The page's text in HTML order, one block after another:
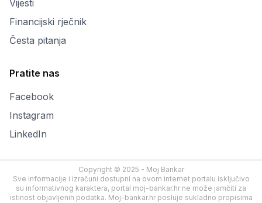
Vijesti
Financijski rječnik
Česta pitanja
Pratite nas
Facebook
Instagram
LinkedIn
Copyright © 2025 - Moj Bankar
Sve informacije i izračuni dostupni na ovom internet portalu isključivo
su informativnog karaktera, portal moj-bankar.hr ne može jamčiti za
istinost objavljenih podatka. Moj-bankar.hr posluje sukladno propisima